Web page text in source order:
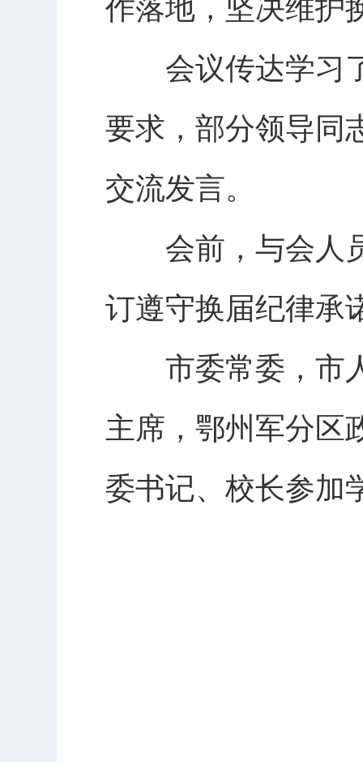
作落地，坚决维护
会议传达学习了
要求，部分领导同
交流发言。
会前，与会人员
订遵守换届纪律承
市委常委，市人
主席，鄂州军分区
委书记、校长参加